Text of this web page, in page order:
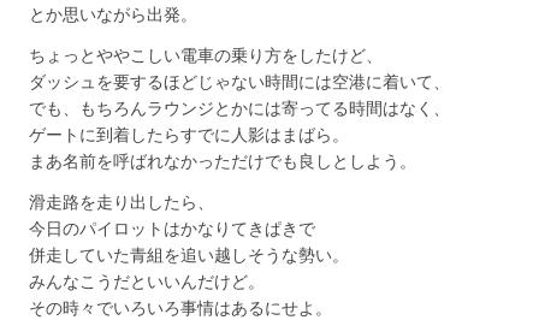
とか思いながら出発。
ちょっとややこしい電車の乗り方をしたけど、
ダッシュを要するほどじゃない時間には空港に着いて、
でも、もちろんラウンジとかには寄ってる時間はなく、
ゲートに到着したらすでに人影はまばら。
まあ名前を呼ばれなかっただけでも良しとしよう。
滑走路を走り出したら、
今日のパイロットはかなりてきぱきで
併走していた青組を追い越しそうな勢い。
みんなこうだといいんだけど。
その時々でいろいろ事情はあるにせよ。